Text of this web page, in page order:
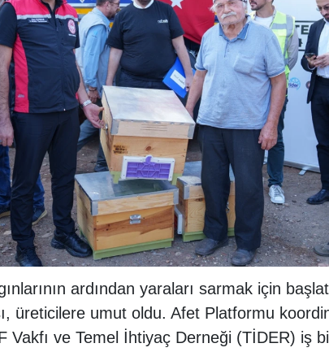
ardından yaraları sarmak için
üreticilere umut oldu. Afet Platformu
Vakfı ve Temel İhtiyaç Derneği (TİDER) iş